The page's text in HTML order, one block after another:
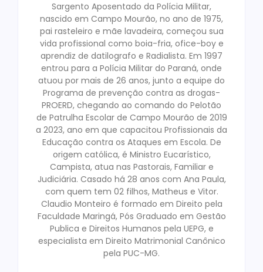
Sargento Aposentado da Polícia Militar,
nascido em Campo Mourão, no ano de 1975,
pai rasteleiro e mãe lavadeira, começou sua
vida profissional como boia-fria, ofice-boy e
aprendiz de datilografo e Radialista. Em 1997
entrou para a Polícia Militar do Paraná, onde
atuou por mais de 26 anos, junto a equipe do
Programa de prevenção contra as drogas-
PROERD, chegando ao comando do Pelotão
de Patrulha Escolar de Campo Mourão de 2019
a 2023, ano em que capacitou Profissionais da
Educação contra os Ataques em Escola. De
origem católica, é Ministro Eucarístico,
Campista, atua nas Pastorais, Familiar e
Judiciária. Casado há 28 anos com Ana Paula,
com quem tem 02 filhos, Matheus e Vitor.
Claudio Monteiro é formado em Direito pela
Faculdade Maringá, Pós Graduado em Gestão
Publica e Direitos Humanos pela UEPG, e
especialista em Direito Matrimonial Canônico
pela PUC-MG.